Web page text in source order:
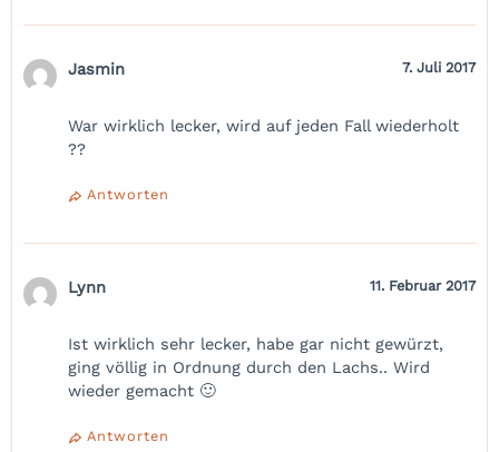
Jasmin 7. Juli 2017
War wirklich lecker, wird auf jeden Fall wiederholt
??
Antworten
Lynn 11. Februar 2017
Ist wirklich sehr lecker, habe gar nicht gewürzt,
ging völlig in Ordnung durch den Lachs.. Wird
wieder gemacht 🙂
Antworten